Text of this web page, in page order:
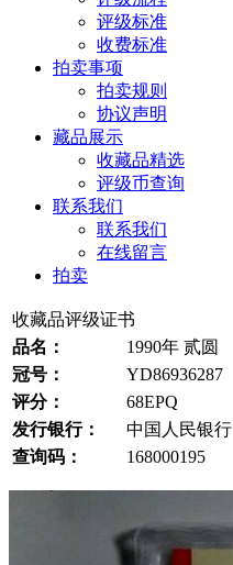
评级标准
收费标准
拍卖事项
拍卖规则
协议声明
藏品展示
收藏品精选
评级币查询
联系我们
联系我们
在线留言
拍卖
收藏品评级证书
品名：
1990年 贰圆
冠号：
YD86936287
评分：
68EPQ
发行银行：
中国人民银行
查询码：
168000195